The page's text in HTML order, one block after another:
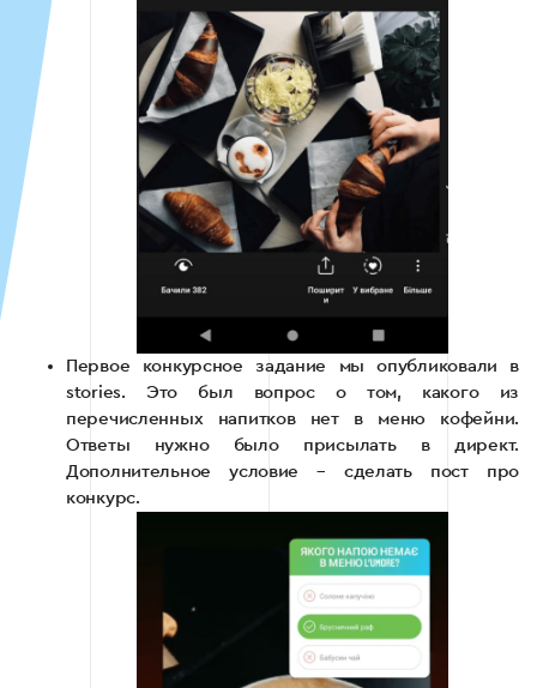
Первое конкурсное задание мы опубликовали в
stories. Это был вопрос о том, какого из
перечисленных напитков нет в меню кофейни.
Ответы нужно было присылать в директ.
Дополнительное условие – сделать пост про
конкурс.